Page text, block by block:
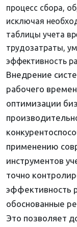
процесс сбора,
исключая
таблицы учета
трудозатраты,
эффективность
Внедрение
рабочего
оптимизации
применению
инструментов
точно
эффективность
обоснованные
Это позволяет